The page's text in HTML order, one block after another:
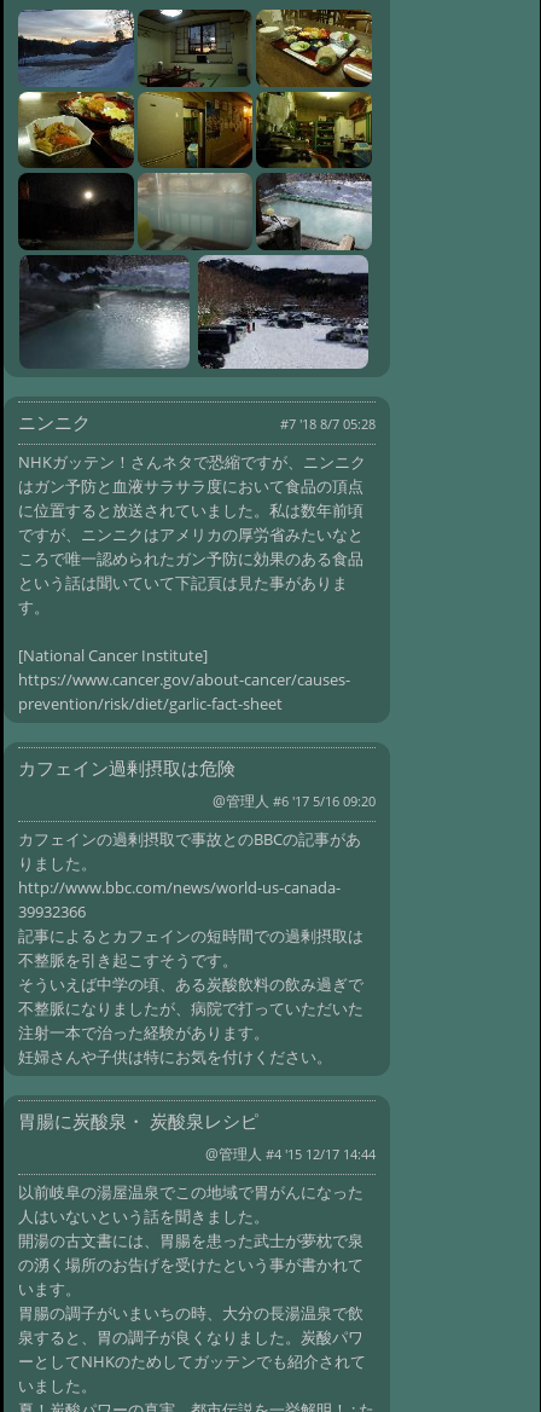
ニンニク #7 '18 8/7 05:28
NHKガッテン！さんネタで恐縮ですが、ニンニク
はガン予防と血液サラサラ度において食品の頂点
に位置すると放送されていました。私は数年前頃
ですが、ニンニクはアメリカの厚労省みたいなと
ころで唯一認められたガン予防に効果のある食品
という話は聞いていて下記頁は見た事がありま
す。
[National Cancer Institute]
https://www.cancer.gov/about-cancer/causes-
prevention/risk/diet/garlic-fact-sheet
カフェイン過剰摂取は危険
@管理人 #6 '17 5/16 09:20
カフェインの過剰摂取で事故とのBBCの記事があ
りました。
http://www.bbc.com/news/world-us-canada-
39932366
記事によるとカフェインの短時間での過剰摂取は
不整脈を引き起こすそうです。
そういえば中学の頃、ある炭酸飲料の飲み過ぎで
不整脈になりましたが、病院で打っていただいた
注射一本で治った経験があります。
妊婦さんや子供は特にお気を付けください。
胃腸に炭酸泉・ 炭酸泉レシピ
@管理人 #4 '15 12/17 14:44
以前岐阜の湯屋温泉でこの地域で胃がんになった
人はいないという話を聞きました。
開湯の古文書には、胃腸を患った武士が夢枕で泉
の湧く場所のお告げを受けたという事が書かれて
います。
胃腸の調子がいまいちの時、大分の長湯温泉で飲
泉すると、胃の調子が良くなりました。炭酸パワ
ーとしてNHKのためしてガッテンでも紹介されて
いました。